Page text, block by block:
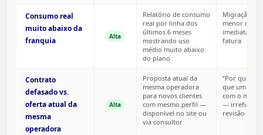
Consumo real
muito abaixo da
franquia
Alta
Relatório de consumo
real por linha dos
últimos 6 meses
mostrando uso
médio muito abaixo
do plano
Migração
menor com
imediata na
fatura
Contrato
defasado vs.
oferta atual da
mesma
operadora
Alta
Proposta atual da
mesma operadora
para novos clientes
com mesmo perfil —
disponível no site ou
via consultor
“Por que
que um
com o
—
revisão